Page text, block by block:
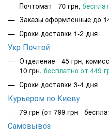
Почтомат - 70 грн,
Заказы оформленные до
Сроки доставки 1-2 дня
Укр Почтой
Отделение - 45 грн,
10 грн, бесплатно от 449
Сроки доставки 3-4 дня
Курьером по Киеву
79 грн (от 799 грн -
Самовывоз